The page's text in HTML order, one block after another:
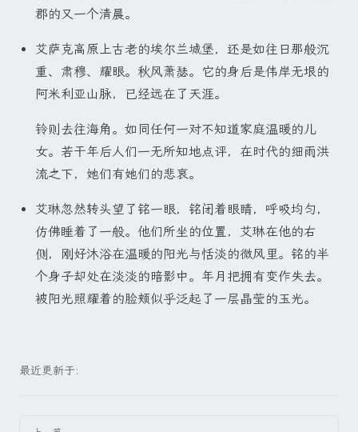
郡的又一个清晨。
艾萨克高原上古老的埃尔兰城堡，还是如往日那般沉
重、肃穆、耀眼。秋风萧瑟。它的身后是伟岸无垠的
阿米利亚山脉，已经远在了天涯。
铃则去往海角。如同任何一对不知道家庭温暖的儿
女。若干年后人们一无所知地点评，在时代的细雨洪
流之下，她们有她们的悲哀。
艾琳忽然转头望了铭一眼，铭闭着眼睛，呼吸均匀，
仿佛睡着了一般。他们所坐的位置，艾琳在他的右
侧，刚好沐浴在温暖的阳光与恬淡的微风里。铭的半
个身子却处在淡淡的暗影中。年月把拥有变作失去。
被阳光照耀着的脸颊似乎泛起了一层晶莹的玉光。
最近更新于:
Pager